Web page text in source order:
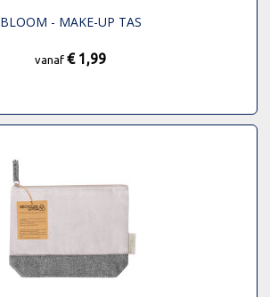
BLOOM - MAKE-UP TAS
vanaf € 1,99